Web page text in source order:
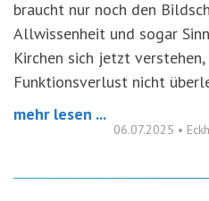
braucht nur noch den
Allwissenheit und sogar
Kirchen sich jetzt
Funktionsverlust nicht
mehr lesen ...
06.07.2025 •